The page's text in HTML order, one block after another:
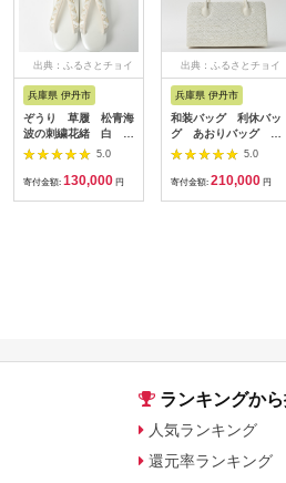
出典：ふるさとチョイ
ス
兵庫県 伊丹市
ぞうり 草履 松青海
波の刺繍花緒 白 Ｍ
サイズ お着物に き
ものに [№5275-
0280]
5.0
寄付金額: 130,000 円
出典：ふるさとチョイ
ス
兵庫県 伊丹市
和装バッグ 利休バッ
グ あおりバッグ 組
織 シルバー お着物
に お茶席に 小物 シ
ンプル お茶会 パーテ
5.0
寄付金額: 210,000 円
ランキングか
人気ランキング
還元率ランキング